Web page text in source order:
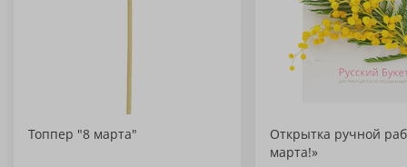
Топпер "8 марта"
Открытка ручной
марта!»